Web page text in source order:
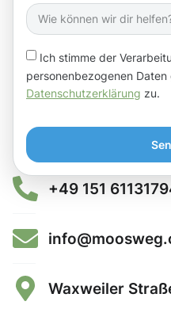
Ich stimme der
personenbezogenen
Datenschutzerklärung zu.
+49 151
Waxweiler